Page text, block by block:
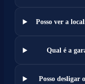
Posso ver a
Qual é a
Posso desligar